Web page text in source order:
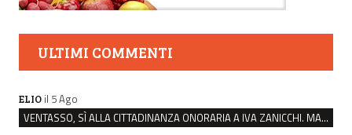
ULTIMI COMMENTI
ELIO il 5 Ago
VENTASSO, SÌ ALLA CITTADINANZA ONORARIA A IVA ZANICCHI. MA BARGIACCHI: “È DI PESSIMO GUSTO”